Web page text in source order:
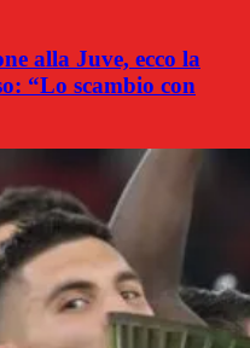
alla Juve, ecco la
“Lo scambio con